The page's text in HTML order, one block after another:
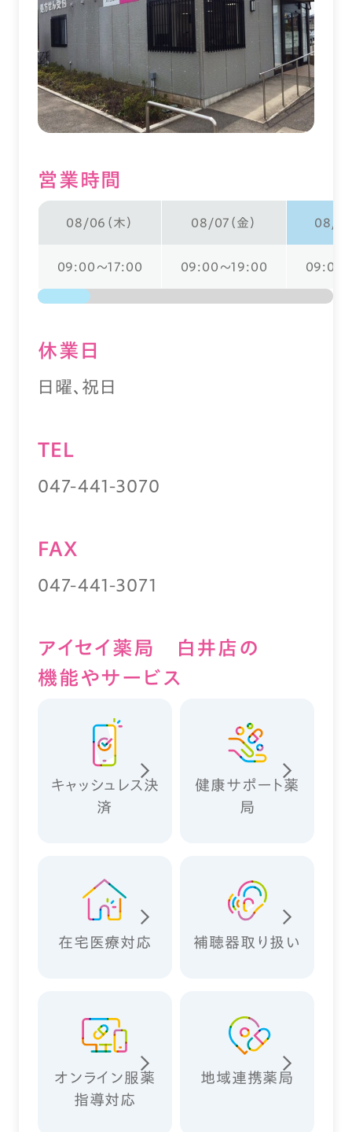
営業時間
08/06（木） 08/07（金） 08/08
09:00～17:00 09:00～19:00 09:00
休業⽇
日曜、祝日
TEL
047-441-3070
FAX
047-441-3071
アイセイ薬局 白井店の
機能やサービス
キャッシュレス決
済
健康サポート薬
局
在宅医療対応 補聴器取り扱い
オンライン服薬
指導対応
地域連携薬局